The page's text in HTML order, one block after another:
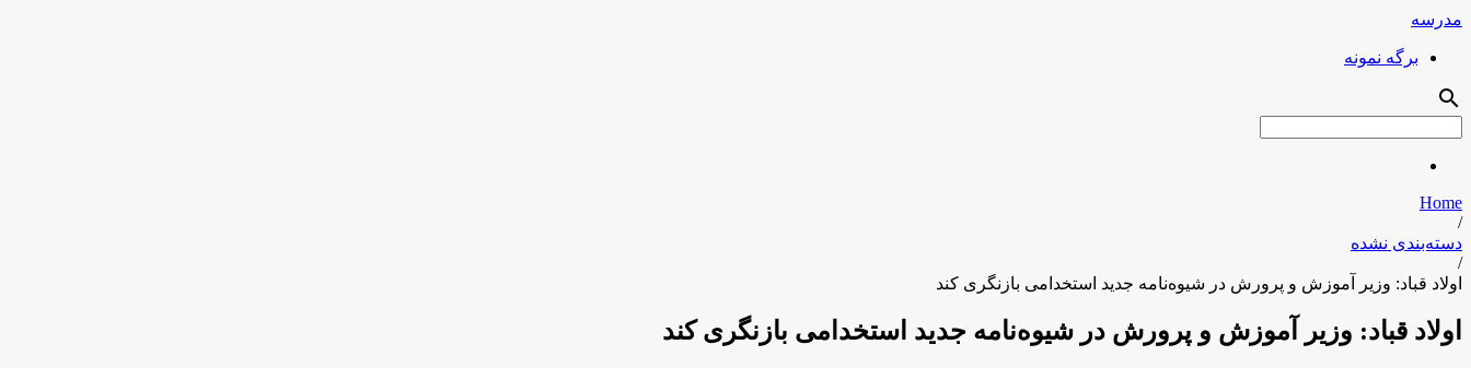
مدرسه
برگه نمونه
search
Home
/
دسته‌بندی نشده
/
اولاد قباد: وزیر آموزش و پرورش در شیوه‌نامه جدید استخدامی بازنگری کند
اولاد قباد: وزیر آموزش و پرورش در شیوه‌نامه جدید استخدامی بازنگری کند